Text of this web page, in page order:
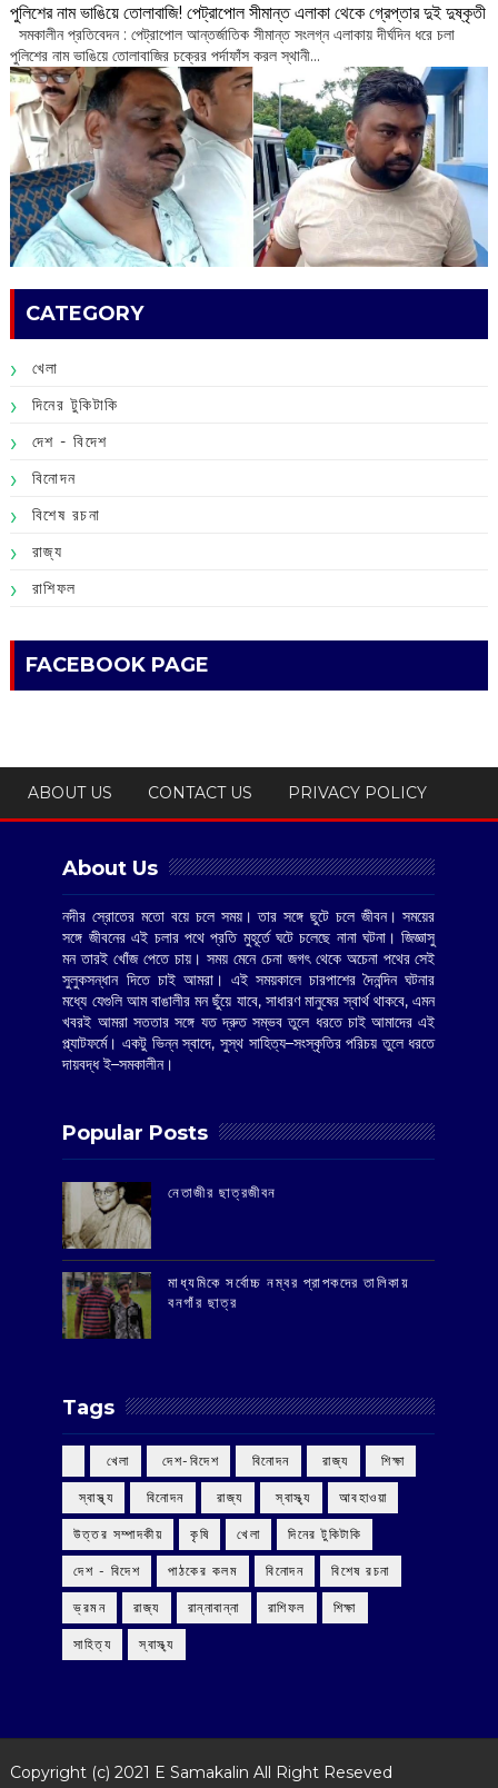
পুলিশের নাম ভাঙিয়ে তোলাবাজি! পেট্রাপোল সীমান্ত এলাকা থেকে গ্রেপ্তার দুই দুষ্কৃতী
সমকালীন প্রতিবেদন : পেট্রাপোল আন্তর্জাতিক সীমান্ত সংলগ্ন এলাকায় দীর্ঘদিন ধরে চলা
পুলিশের নাম ভাঙিয়ে তোলাবাজির চক্রের পর্দাফাঁস করল স্থানী...
CATEGORY
খেলা
দিনের টুকিটাকি
দেশ - বিদেশ
বিনোদন
বিশেষ রচনা
রাজ্য
রাশিফল
FACEBOOK PAGE
ABOUT US CONTACT US PRIVACY POLICY
About Us
নদীর স্রোতের মতো বয়ে চলে সময়। তার সঙ্গে ছুটে চলে জীবন। সময়ের
সঙ্গে জীবনের এই চলার পথে প্রতি মুহূর্তে ঘটে চলেছে নানা ঘটনা। জিজ্ঞাসু
মন তারই খোঁজ পেতে চায়। সময় মেনে চেনা জগৎ থেকে অচেনা পথের সেই
সুলুকসন্ধান দিতে চাই আমরা। এই সময়কালে চারপাশের দৈনন্দিন ঘটনার
মধ্যে যেগুলি আম বাঙালীর মন ছুঁয়ে যাবে, সাধারণ মানুষের স্বার্থ থাকবে, এমন
খবরই আমরা সততার সঙ্গে যত দ্রুত সম্ভব তুলে ধরতে চাই আমাদের এই
প্ল্যাটফর্মে। একটু ভিন্ন স্বাদে, সুস্থ সাহিত্য–সংস্কৃতির পরিচয় তুলে ধরতে
দায়বদ্ধ ই–সমকালীন।
Popular Posts
‌নেতাজীর ছাত্রজীবন
মাধ্যমিকে সর্বোচ্চ নম্বর প্রাপকদের তালিকায়
বনগাঁর ছাত্র
Tags
‌ খেলা ‌ দেশ-বিদেশ ‌ বিনোদন ‌ রাজ্য ‌ শিক্ষা
‌ স্বাস্থ্য ‌ বিনোদন ‌ রাজ্য ‌ স্বাস্থ্য আবহাওয়া
উত্তর সম্পাদকীয় কৃষি খেলা দিনের টুকিটাকি
দেশ - বিদেশ পাঠকের কলম বিনোদন বিশেষ রচনা
ভ্রমন রাজ্য রান্নাবান্না রাশিফল শিক্ষা
সাহিত্য স্বাস্থ্য
Copyright (c) 2021 E Samakalin All Right Reseved